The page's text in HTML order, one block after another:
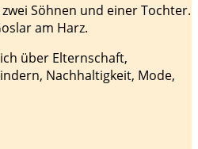
Söhnen und einer Tochter.
am Harz.
über Elternschaft,
Nachhaltigkeit, Mode,